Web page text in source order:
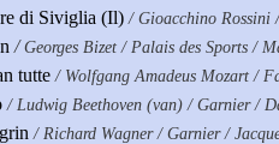
di Siviglia (Il) / Gioacchino Rossini
/Georges Bizet / Palais des Sports /
tutte / Wolfgang Amadeus Mozart /
/ Ludwig Beethoven (van) / Garnier /
/ Richard Wagner / Garnier /